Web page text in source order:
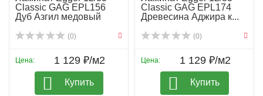
Classic GAG EPL156
Дуб Азгил медовый
(0)
Цена: 1 129 ₽/м2
Купить
Classic GAG EPL174
Древесина Аджира к...
(0)
Цена: 1 129 ₽/м2
Купить